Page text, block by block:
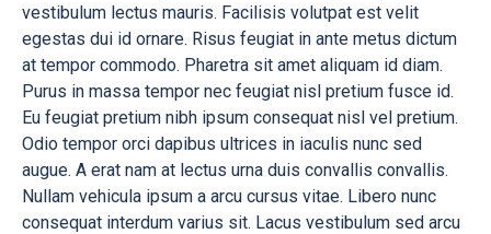
vestibulum lectus mauris. Facilisis volutpat est velit
egestas dui id ornare. Risus feugiat in ante metus dictum
at tempor commodo. Pharetra sit amet aliquam id diam.
Purus in massa tempor nec feugiat nisl pretium fusce id.
Eu feugiat pretium nibh ipsum consequat nisl vel pretium.
Odio tempor orci dapibus ultrices in iaculis nunc sed
augue. A erat nam at lectus urna duis convallis convallis.
Nullam vehicula ipsum a arcu cursus vitae. Libero nunc
consequat interdum varius sit. Lacus vestibulum sed arcu